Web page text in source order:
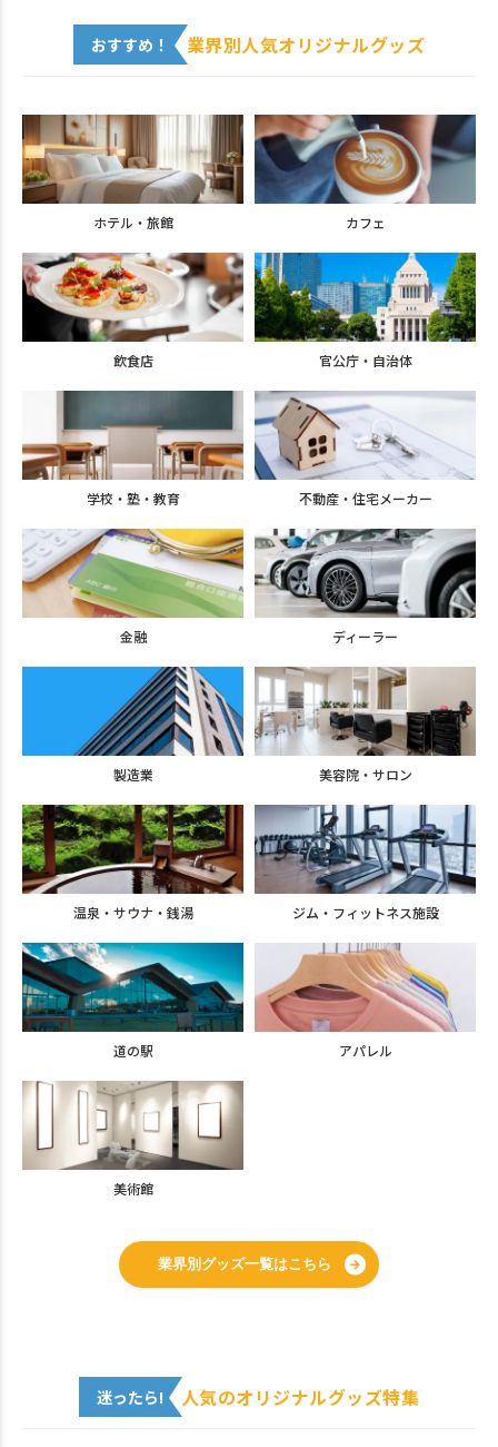
おすすめ！ 業界別人気オリジナルグッズ
ホテル・旅館 カフェ
飲食店 官公庁・自治体
学校・塾・教育 不動産・住宅メーカー
金融 ディーラー
製造業 美容院・サロン
温泉・サウナ・銭湯 ジム・フィットネス施設
道の駅 アパレル
美術館
業界別グッズ一覧はこちら
迷ったら! 人気のオリジナルグッズ特集